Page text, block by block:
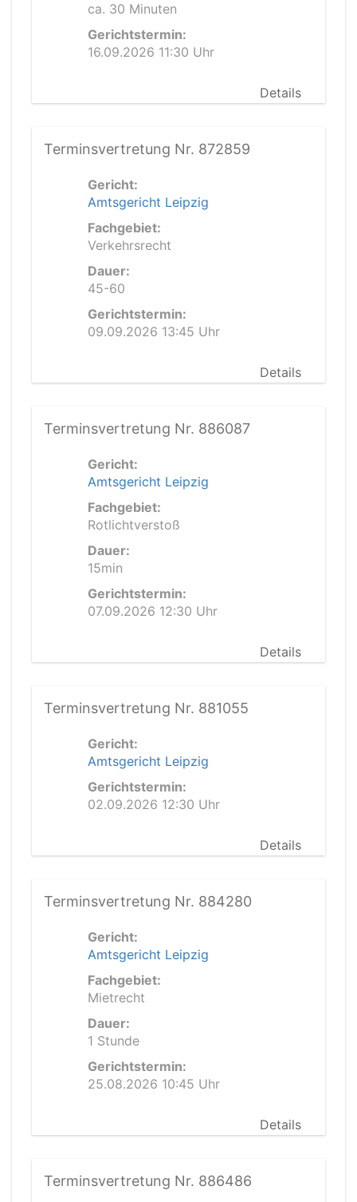
ca. 30 Minuten
Gerichtstermin:
16.09.2026 11:30 Uhr
Details
Terminsvertretung Nr. 872859
Gericht:
Amtsgericht Leipzig
Fachgebiet:
Verkehrsrecht
Dauer:
45-60
Gerichtstermin:
09.09.2026 13:45 Uhr
Details
Terminsvertretung Nr. 886087
Gericht:
Amtsgericht Leipzig
Fachgebiet:
Rotlichtverstoß
Dauer:
15min
Gerichtstermin:
07.09.2026 12:30 Uhr
Details
Terminsvertretung Nr. 881055
Gericht:
Amtsgericht Leipzig
Gerichtstermin:
02.09.2026 12:30 Uhr
Details
Terminsvertretung Nr. 884280
Gericht:
Amtsgericht Leipzig
Fachgebiet:
Mietrecht
Dauer:
1 Stunde
Gerichtstermin:
25.08.2026 10:45 Uhr
Details
Terminsvertretung Nr. 886486